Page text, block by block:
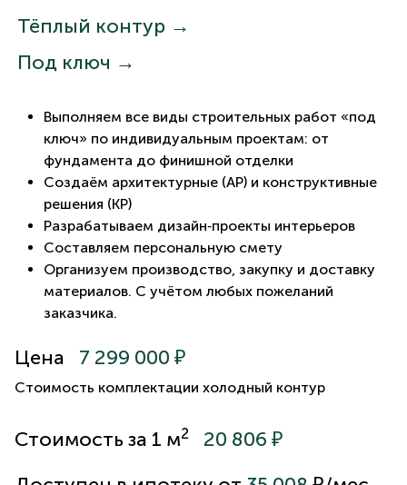
Тёплый контур →
Под ключ →
Выполняем все виды строительных работ «под
ключ» по индивидуальным проектам: от
фундамента до финишной отделки
Создаём архитектурные (АР) и конструктивные
решения (КР)
Разрабатываем дизайн‑проекты интерьеров
Составляем персональную смету
Организуем производство, закупку и доставку
материалов. С учётом любых пожеланий
заказчика.
Цена 7 299 000 ₽
Стоимость комплектации холодный контур
Стоимость за 1 м2
20 806 ₽